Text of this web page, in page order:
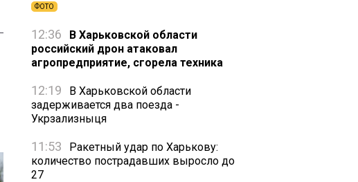
ФОТО
12:36
В Харьковской области
российский дрон атаковал
агропредприятие, сгорела техника
12:19
В Харьковской области
задерживается два поезда -
Укрзализныця
11:53
Ракетный удар по Харькову:
количество пострадавших выросло до
27